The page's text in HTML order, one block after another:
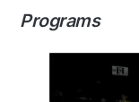
Programs